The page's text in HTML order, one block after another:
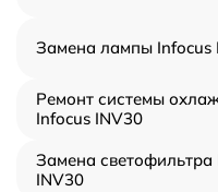
Замена лампы Infocus
Ремонт системы
Infocus INV30
Замена светофильтра
INV30